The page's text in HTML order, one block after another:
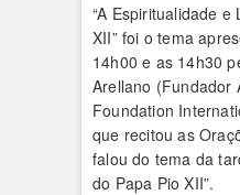
“A Espiritualidade e
XII” foi o tema
14h00 e as 14h30
Arellano (Fundador
Foundation
que recitou as
falou do tema da
do Papa Pio XII”.